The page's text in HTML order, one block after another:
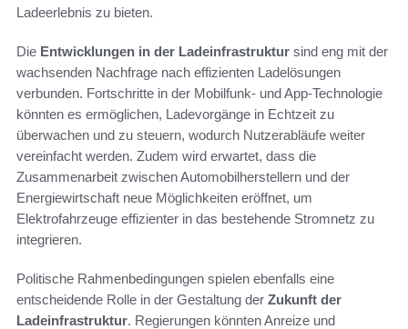
Ladeerlebnis zu bieten.
Die Entwicklungen in der Ladeinfrastruktur sind eng mit der
wachsenden Nachfrage nach effizienten Ladelösungen
verbunden. Fortschritte in der Mobilfunk- und App-Technologie
könnten es ermöglichen, Ladevorgänge in Echtzeit zu
überwachen und zu steuern, wodurch Nutzerabläufe weiter
vereinfacht werden. Zudem wird erwartet, dass die
Zusammenarbeit zwischen Automobilherstellern und der
Energiewirtschaft neue Möglichkeiten eröffnet, um
Elektrofahrzeuge effizienter in das bestehende Stromnetz zu
integrieren.
Politische Rahmenbedingungen spielen ebenfalls eine
entscheidende Rolle in der Gestaltung der Zukunft der
Ladeinfrastruktur. Regierungen könnten Anreize und